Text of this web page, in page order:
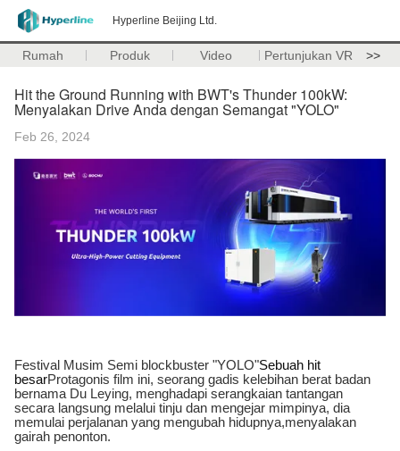
Hyperline Beijing Ltd.
Rumah Produk Video Pertunjukan VR >>
Hit the Ground Running with BWT's Thunder 100kW:
Menyalakan Drive Anda dengan Semangat "YOLO"
Feb 26, 2024
Festival Musim Semi blockbuster "YOLO"Sebuah hit
besarProtagonis film ini, seorang gadis kelebihan berat badan
bernama Du Leying, menghadapi serangkaian tantangan
secara langsung melalui tinju dan mengejar mimpinya, dia
memulai perjalanan yang mengubah hidupnya,menyalakan
gairah penonton.